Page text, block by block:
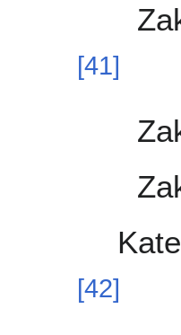
[41]
[42]